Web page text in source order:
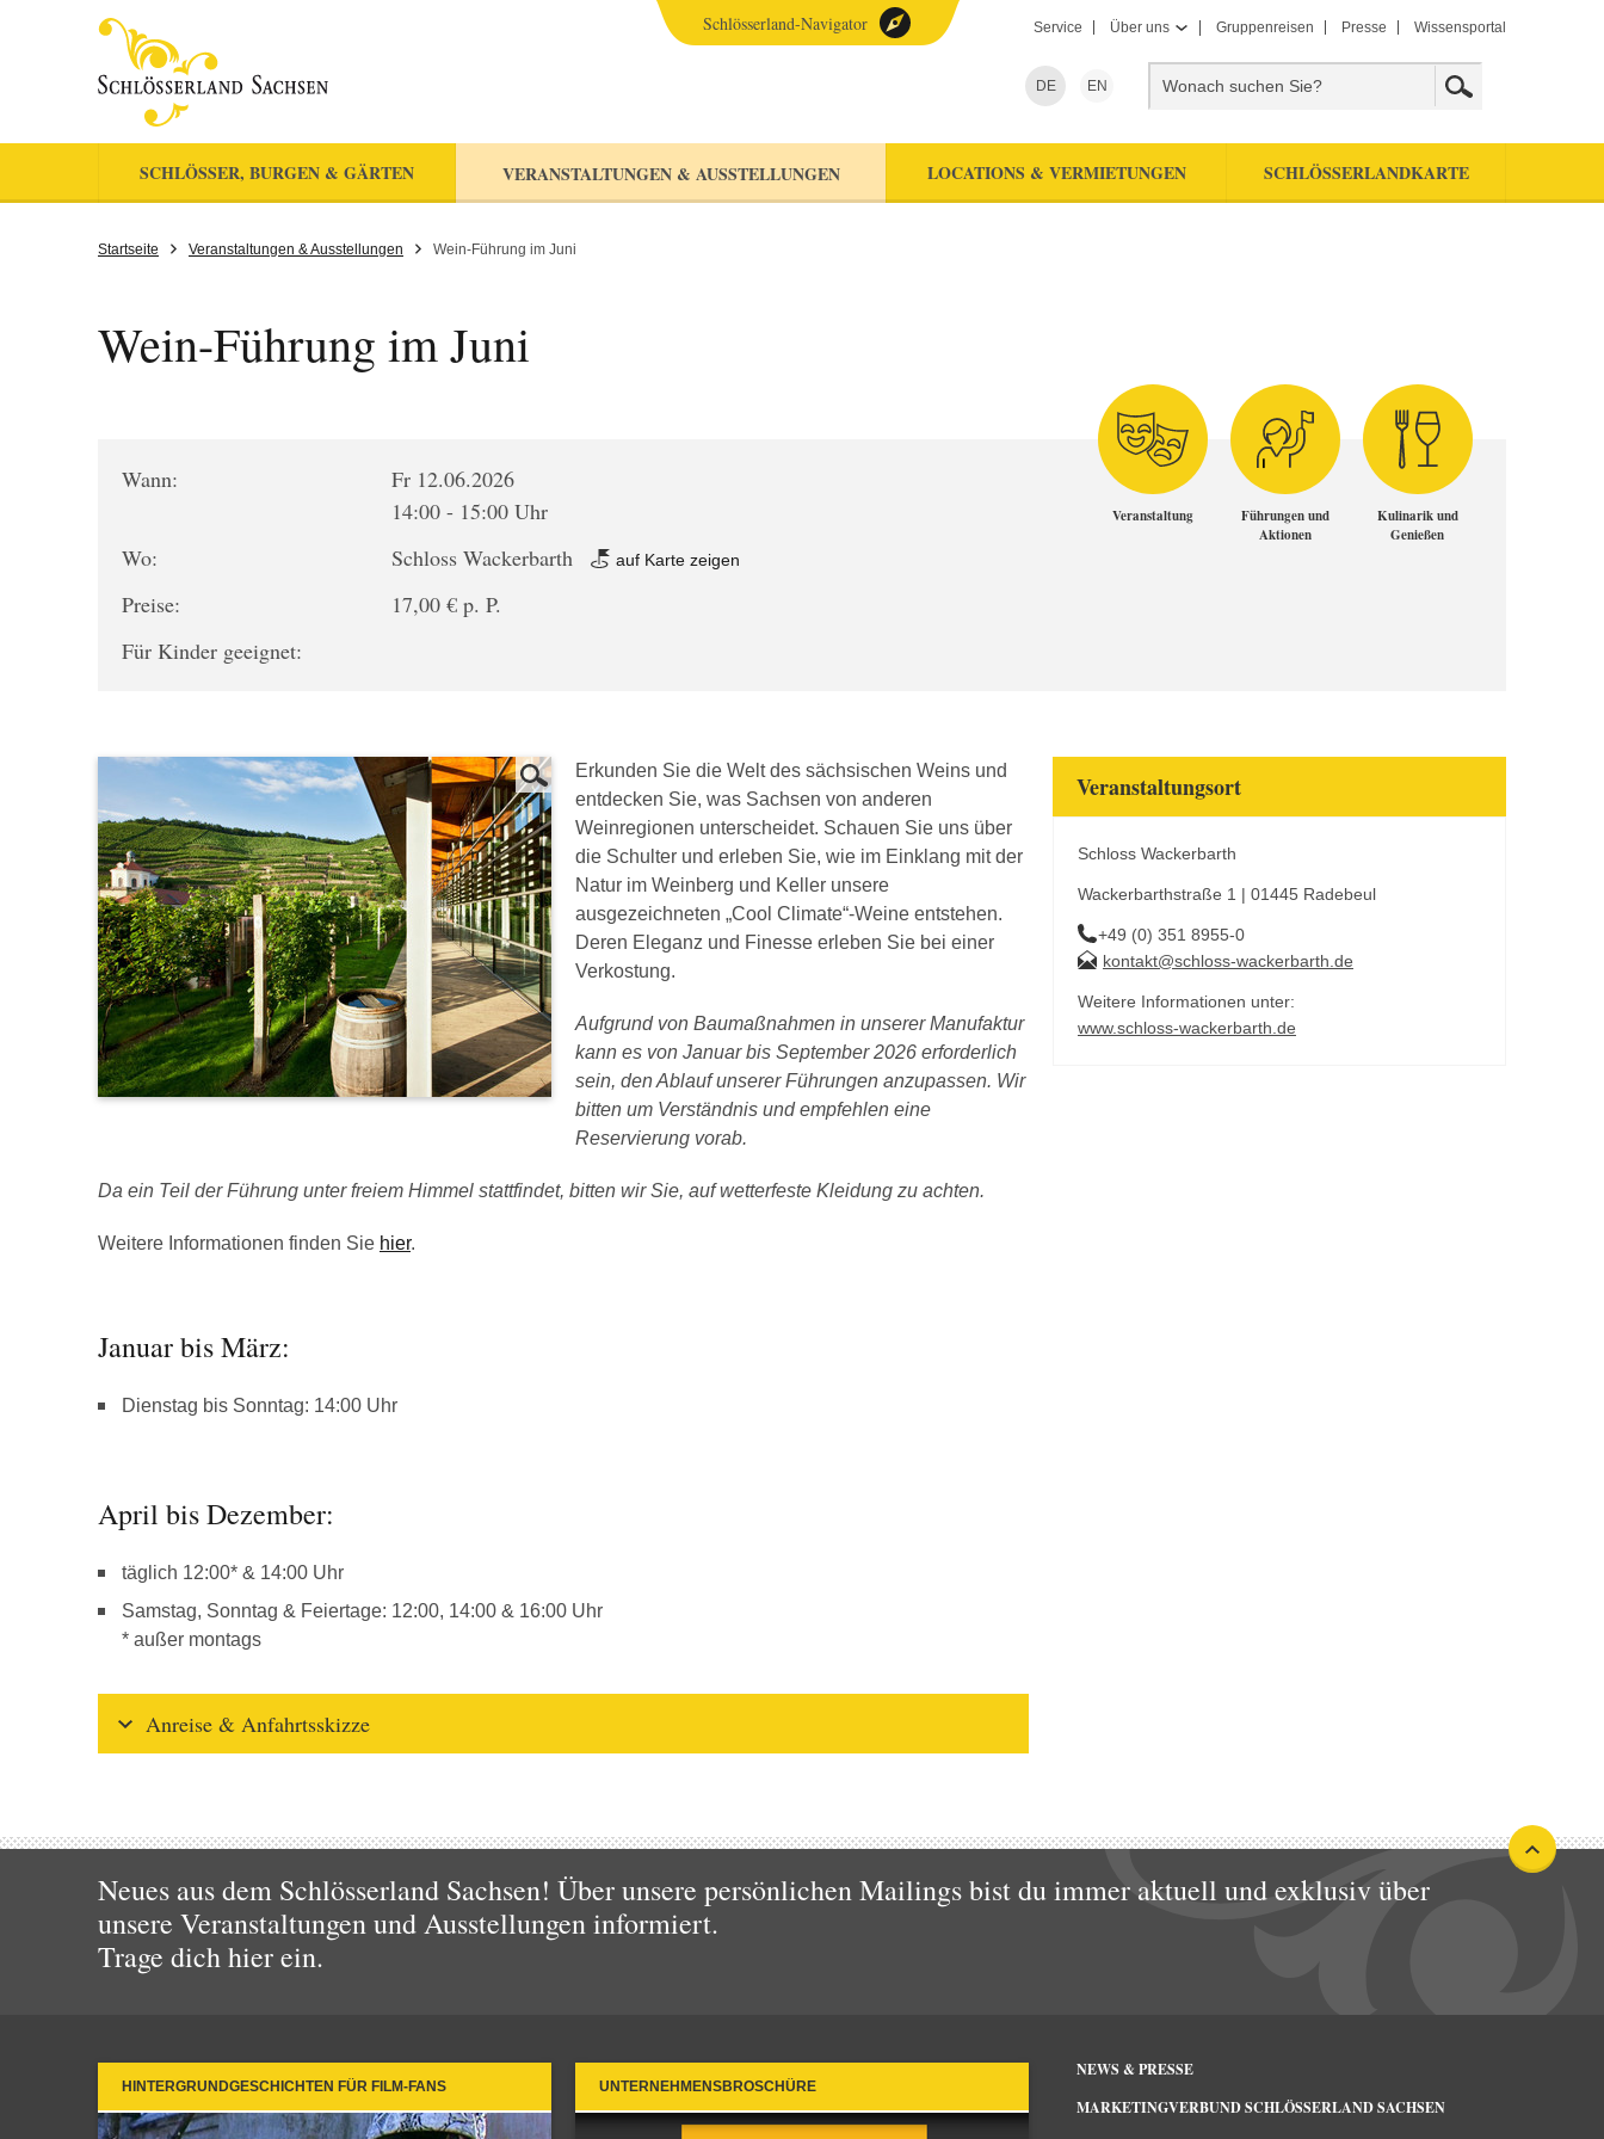
Service Über uns Gruppenreisen Presse Wissensportal
DE EN
SCHLÖSSER, BURGEN & GÄRTEN VERANSTALTUNGEN & AUSSTELLUNGEN LOCATIONS & VERMIETUNGEN SCHLÖSSERLANDKARTE
Schlösserland-Navigator
Startseite Veranstaltungen & Ausstellungen Wein-Führung im Juni
Wein-Führung im Juni
Wann:
Fr 12.06.2026
14:00 - 15:00 Uhr
Wo:
Schloss Wackerbarth auf Karte zeigen
Preise:
17,00 € p. P.
Für Kinder geeignet:
Veranstaltung
Führungen und
Aktionen
Kulinarik und
Genießen
Erkunden Sie die Welt des sächsischen Weins und
entdecken Sie, was Sachsen von anderen
Weinregionen unterscheidet. Schauen Sie uns über
die Schulter und erleben Sie, wie im Einklang mit der
Natur im Weinberg und Keller unsere
ausgezeichneten „Cool Climate“-Weine entstehen.
Deren Eleganz und Finesse erleben Sie bei einer
Verkostung.
Aufgrund von Baumaßnahmen in unserer Manufaktur
kann es von Januar bis September 2026 erforderlich
sein, den Ablauf unserer Führungen anzupassen. Wir
bitten um Verständnis und empfehlen eine
Reservierung vorab.
Da ein Teil der Führung unter freiem Himmel stattfindet, bitten wir Sie, auf wetterfeste Kleidung zu achten.
Weitere Informationen finden Sie hier.
Januar bis März:
Dienstag bis Sonntag: 14:00 Uhr
April bis Dezember:
täglich 12:00* & 14:00 Uhr
Samstag, Sonntag & Feiertage: 12:00, 14:00 & 16:00 Uhr
* außer montags
Anreise & Anfahrtsskizze
Veranstaltungsort
Schloss Wackerbarth
Wackerbarthstraße 1 | 01445 Radebeul
+49 (0) 351 8955-0
kontakt@schloss-wackerbarth.de
Weitere Informationen unter:
www.schloss-wackerbarth.de
Neues aus dem Schlösserland Sachsen! Über unsere persönlichen Mailings bist du immer aktuell und exklusiv über
unsere Veranstaltungen und Ausstellungen informiert.
Trage dich hier ein.
HINTERGRUNDGESCHICHTEN FÜR FILM-FANS UNTERNEHMENSBROSCHÜRE
NEWS & PRESSE
MARKETINGVERBUND SCHLÖSSERLAND SACHSEN